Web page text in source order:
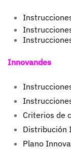
Innovandes
Criterios de
Distribución
Plano